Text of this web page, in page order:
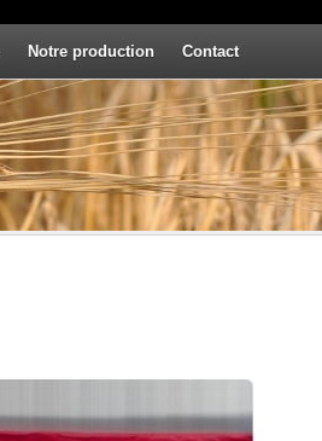
Notre production Contact